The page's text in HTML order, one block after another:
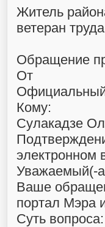
Житель
ветеран
Обращение
От
Кому:
Сулакадзе
электронном
Уважаемый(-
Ваше
портал Мэра
Суть